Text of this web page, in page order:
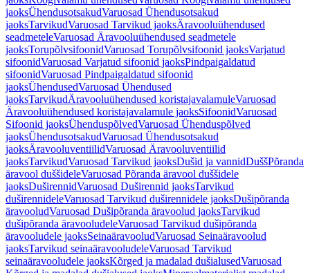
jaoksÜhendusotsakudVaruosad Ühendusotsakud
jaoksTarvikudVaruosad Tarvikud jaoksÄravooluühendused
seadmeteleVaruosad Äravooluühendused seadmetele
jaoksTorupõlvsifoonidVaruosad Torupõlvsifoonid jaoksVarjatud
sifoonidVaruosad Varjatud sifoonid jaoksPindpaigaldatud
sifoonidVaruosad Pindpaigaldatud sifoonid
jaoksÜhendusedVaruosad Ühendused
jaoksTarvikudÄravooluühendused koristajavalamuleVaruosad
Äravooluühendused koristajavalamule jaoksSifoonidVaruosad
Sifoonid jaoksÜhenduspõlvedVaruosad Ühenduspõlved
jaoksÜhendusotsakudVaruosad Ühendusotsakud
jaoksÄravooluventiilidVaruosad Äravooluventiilid
jaoksTarvikudVaruosad Tarvikud jaoksDušid ja vannidDuššPõranda
äravool duššideleVaruosad Põranda äravool duššidele
jaoksDuširennidVaruosad Duširennid jaoksTarvikud
duširennideleVaruosad Tarvikud duširennidele jaoksDušipõranda
äravooludVaruosad Dušipõranda äravoolud jaoksTarvikud
dušipõranda äravooludeleVaruosad Tarvikud dušipõranda
äravooludele jaoksSeinaäravooludVaruosad Seinaäravoolud
jaoksTarvikud seinaäravooludeleVaruosad Tarvikud
seinaäravooludele jaoksKõrged ja madalad dušialusedVaruosad